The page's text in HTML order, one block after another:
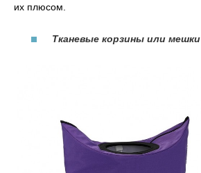
их плюсом.
Тканевые корзины или мешки